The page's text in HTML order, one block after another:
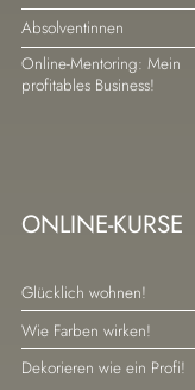
Absolventinnen
Online-Mentoring: Mein
profitables Business!
ONLINE-KURSE
Navigation
überspringen
Glücklich wohnen!
Wie Farben wirken!
Dekorieren wie ein Profi!